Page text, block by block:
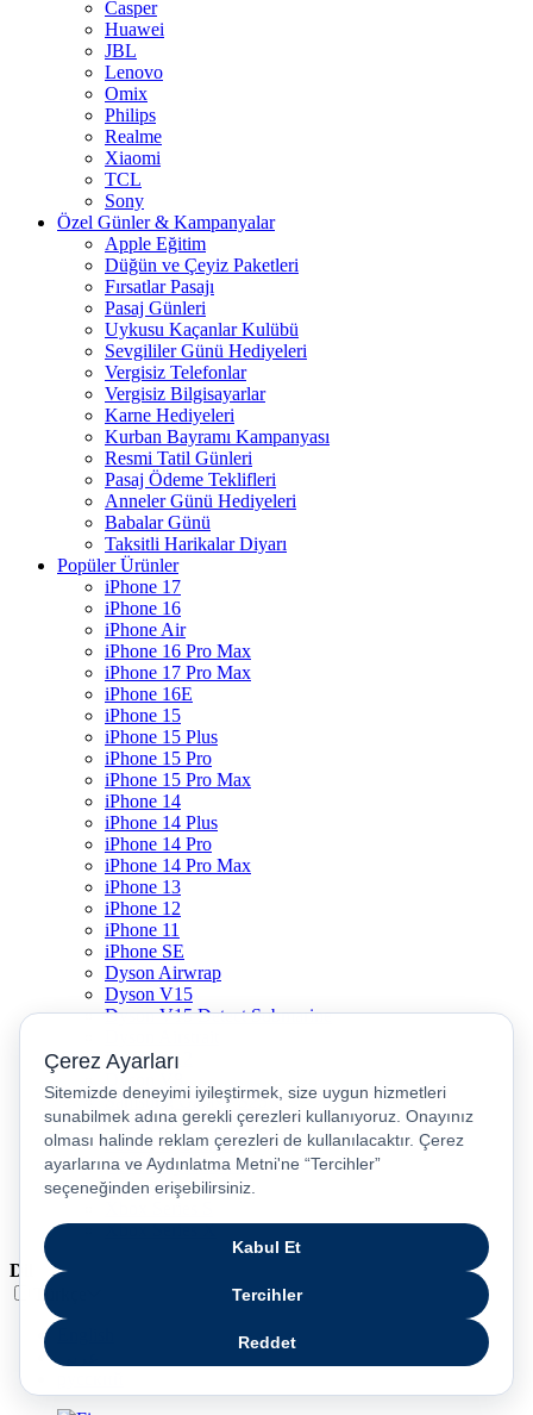
Casper
Huawei
JBL
Lenovo
Omix
Philips
Realme
Xiaomi
TCL
Sony
Özel Günler & Kampanyalar
Apple Eğitim
Düğün ve Çeyiz Paketleri
Fırsatlar Pasajı
Pasaj Günleri
Uykusu Kaçanlar Kulübü
Sevgililer Günü Hediyeleri
Vergisiz Telefonlar
Vergisiz Bilgisayarlar
Karne Hediyeleri
Kurban Bayramı Kampanyası
Resmi Tatil Günleri
Pasaj Ödeme Teklifleri
Anneler Günü Hediyeleri
Babalar Günü
Taksitli Harikalar Diyarı
Popüler Ürünler
iPhone 17
iPhone 16
iPhone Air
iPhone 16 Pro Max
iPhone 17 Pro Max
iPhone 16E
iPhone 15
iPhone 15 Plus
iPhone 15 Pro
iPhone 15 Pro Max
iPhone 14
iPhone 14 Plus
iPhone 14 Pro
iPhone 14 Pro Max
iPhone 13
iPhone 12
iPhone 11
iPhone SE
Dyson Airwrap
Dyson V15
Dyson V15 Detect Submarine
Dyson V12
Dyson V8
Samsung Galaxy S25
Samsung Galaxy S25 Ultra
PS5 / Playstation 5
PS4 / Playstation 4
Nintendo Switch
Xbox Series X
Dil
Türkçe